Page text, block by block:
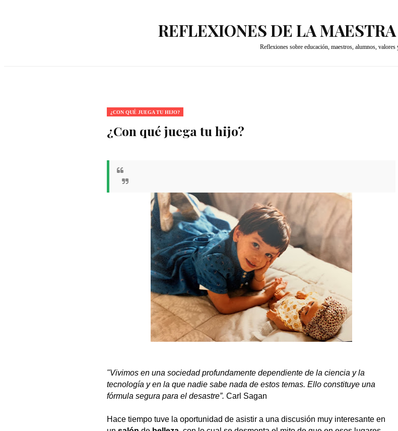
REFLEXIONES DE LA
Reflexiones sobre educación, maestros, alumnos, valores
¿CON QUÉ JUEGA TU HIJO?
¿Con qué juega tu hijo?
"Vivimos en una sociedad profundamente dependiente de la ciencia y la
tecnología y en la que nadie sabe nada de estos temas. Ello constituye una
fórmula segura para el desastre”. Carl Sagan
Hace tiempo tuve la oportunidad de asistir a una discusión muy interesante en